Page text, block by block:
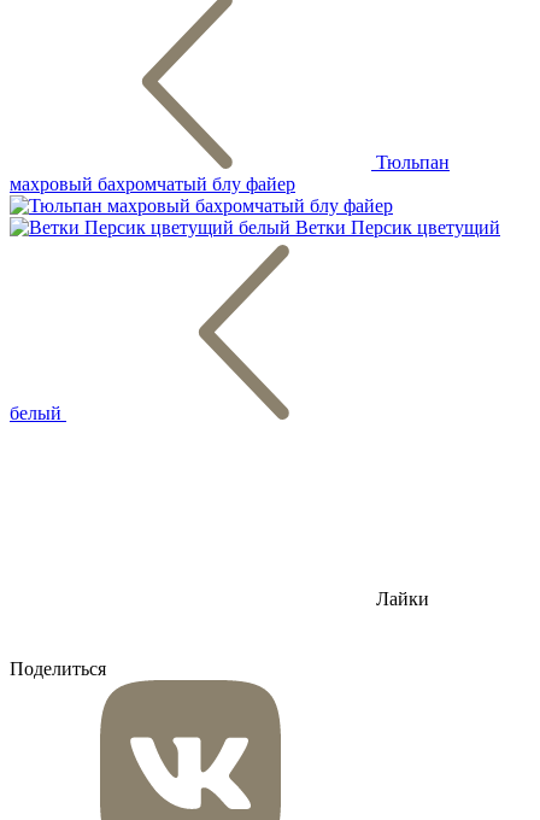
Тюльпан
махровый бахромчатый блу файер
Ветки Персик цветущий
белый
Лайки
Поделиться